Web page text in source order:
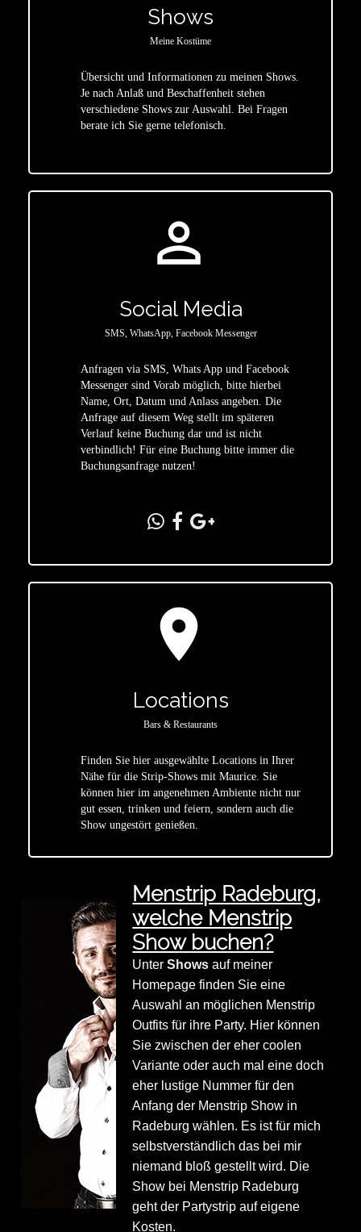
Shows
Meine Kostüme
Übersicht und Informationen zu meinen Shows.
Je nach Anlaß und Beschaffenheit stehen
verschiedene Shows zur Auswahl. Bei Fragen
berate ich Sie gerne telefonisch.
person_outline
Social Media
SMS, WhatsApp, Facebook Messenger
Anfragen via SMS, Whats App und Facebook
Messenger sind Vorab möglich, bitte hierbei
Name, Ort, Datum und Anlass angeben. Die
Anfrage auf diesem Weg stellt im späteren
Verlauf keine Buchung dar und ist nicht
verbindlich! Für eine Buchung bitte immer die
Buchungsanfrage nutzen!
location_on
Locations
Bars & Restaurants
Finden Sie hier ausgewählte Locations in Ihrer
Nähe für die Strip-Shows mit Maurice. Sie
können hier im angenehmen Ambiente nicht nur
gut essen, trinken und feiern, sondern auch die
Show ungestört genießen.
Menstrip Radeburg,
welche Menstrip
Show buchen?
UnterShows auf meiner
Homepage finden Sie eine
Auswahl an möglichen Menstrip
Outfits für ihre Party. Hier können
Sie zwischen der eher coolen
Variante oder auch mal eine doch
eher lustige Nummer für den
Anfang der Menstrip Show in
Radeburg wählen. Es ist für mich
selbstverständlich das bei mir
niemand bloß gestellt wird. Die
Show bei Menstrip Radeburg
geht der Partystrip auf eigene
Kosten.